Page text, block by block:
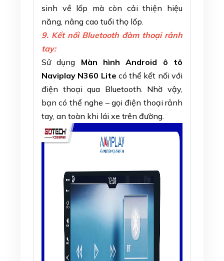
sinh về lốp mà còn cải thiện hiệu
năng, nâng cao tuổi thọ lốp.
9. Kết nối Bluetooth đàm thoại rảnh
tay:
Sử dụng Màn hình Android ô tô
Naviplay N360 Lite có thể kết nối với
điện thoại qua Bluetooth. Nhờ vậy,
bạn có thể nghe – gọi điện thoại rảnh
tay, an toàn khi lái xe trên đường.